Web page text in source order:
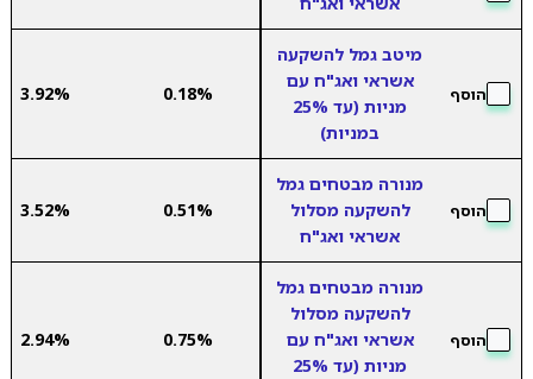
הוסף
מיטב גמל להשקעה
אשראי ואג"ח עם
מניות (עד 25%
במניות)
0.18%
3.92%
הוסף
מנורה מבטחים גמל
להשקעה מסלול
אשראי ואג"ח
0.51%
3.52%
הוסף
מנורה מבטחים גמל
להשקעה מסלול
אשראי ואג"ח עם
מניות (עד 25%
0.75%
2.94%